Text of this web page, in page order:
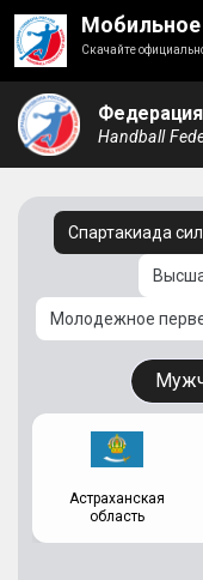
Скачайте
Handball
Спартакиада
Молодежное
Астраханская
область